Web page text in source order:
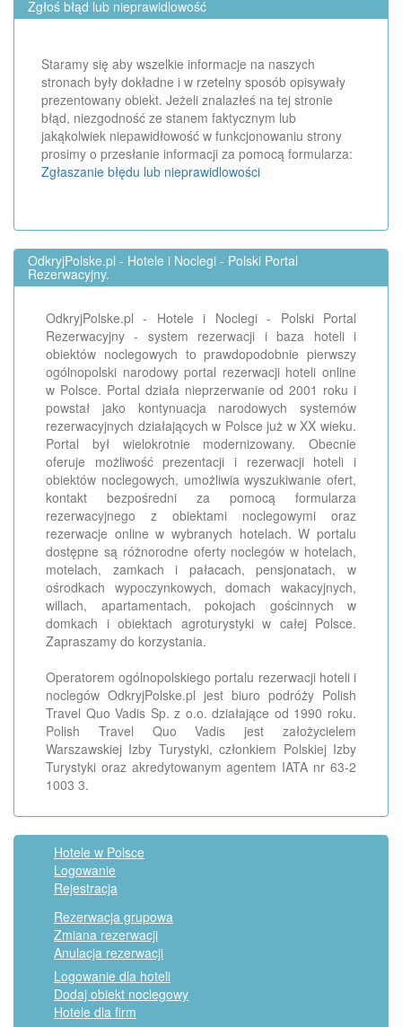
Zgłoś błąd lub nieprawidlowość
Staramy się aby wszelkie informacje na naszych
stronach były dokładne i w rzetelny sposób opisywały
prezentowany obiekt. Jeżeli znalazłeś na tej stronie
błąd, niezgodność ze stanem faktycznym lub
jakąkolwiek niepawidłowość w funkcjonowaniu strony
prosimy o przesłanie informacji za pomocą formularza:
Zgłaszanie błędu lub nieprawidlowości
OdkryjPolske.pl - Hotele i Noclegi - Polski Portal
Rezerwacyjny.
OdkryjPolske.pl - Hotele i Noclegi - Polski Portal
Rezerwacyjny - system rezerwacji i baza hoteli i
obiektów noclegowych to prawdopodobnie pierwszy
ogólnopolski narodowy portal rezerwacji hoteli online
w Polsce. Portal działa nieprzerwanie od 2001 roku i
powstał jako kontynuacja narodowych systemów
rezerwacyjnych działających w Polsce już w XX wieku.
Portal był wielokrotnie modernizowany. Obecnie
oferuje możliwość prezentacji i rezerwacji hoteli i
obiektów noclegowych, umożliwia wyszukiwanie ofert,
kontakt bezpośredni za pomocą formularza
rezerwacyjnego z obiektami noclegowymi oraz
rezerwacje online w wybranych hotelach. W portalu
dostępne są różnorodne oferty noclegów w hotelach,
motelach, zamkach i pałacach, pensjonatach, w
ośrodkach wypoczynkowych, domach wakacyjnych,
willach, apartamentach, pokojach gościnnych w
domkach i obiektach agroturystyki w całej Polsce.
Zapraszamy do korzystania.
Operatorem ogólnopolskiego portalu rezerwacji hoteli i
noclegów OdkryjPolske.pl jest biuro podróży Polish
Travel Quo Vadis Sp. z o.o. działające od 1990 roku.
Polish Travel Quo Vadis jest założycielem
Warszawskiej Izby Turystyki, członkiem Polskiej Izby
Turystyki oraz akredytowanym agentem IATA nr 63-2
1003 3.
Hotele w Polsce
Logowanie
Rejestracja
Rezerwacja grupowa
Zmiana rezerwacji
Anulacja rezerwacji
Logowanie dla hoteli
Dodaj obiekt noclegowy
Hotele dla firm